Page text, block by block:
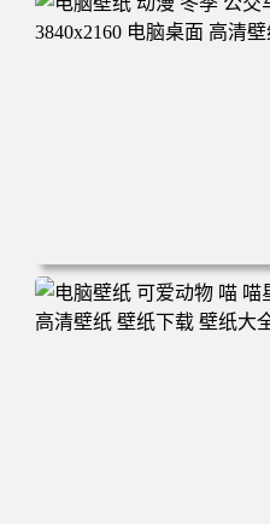
高清壁纸 壁纸下载 壁纸大全
电脑壁纸 动漫 冬季 公交车
160 电脑桌面 高清壁纸 壁纸